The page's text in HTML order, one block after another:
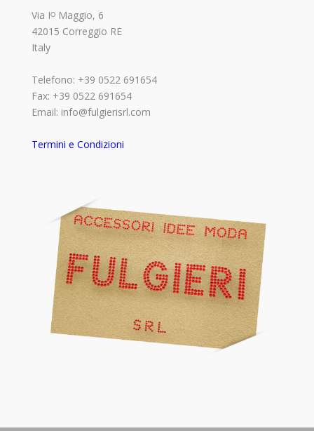
Via Iᴼ Maggio, 6
42015 Correggio RE
Italy
Telefono: +39 0522 691654
Fax: +39 0522 691654
Email: info@fulgierisrl.com
Termini e Condizioni